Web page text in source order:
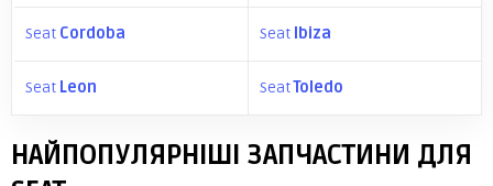
Seat Cordoba Seat Ibiza
Seat Leon SeatToledo
НАЙПОПУЛЯРНІШІ ЗАПЧАСТИНИ ДЛЯ